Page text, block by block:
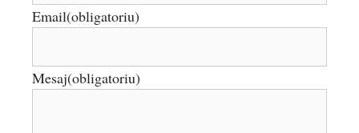
Email(obligatoriu)
Mesaj(obligatoriu)